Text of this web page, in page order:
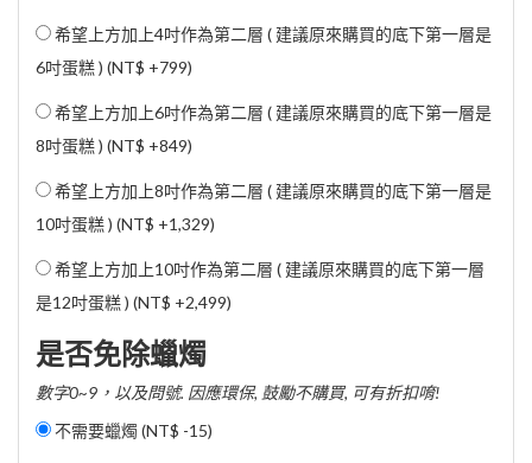
希望上方加上4吋作為第二層 ( 建議原來購買的底下第一層是
6吋蛋糕 ) (NT$ +799)
希望上方加上6吋作為第二層 ( 建議原來購買的底下第一層是
8吋蛋糕 ) (NT$ +849)
希望上方加上8吋作為第二層 ( 建議原來購買的底下第一層是
10吋蛋糕 ) (NT$ +1,329)
希望上方加上10吋作為第二層 ( 建議原來購買的底下第一層
是12吋蛋糕 ) (NT$ +2,499)
是否免除蠟燭
數字0~9，以及問號. 因應環保, 鼓勵不購買, 可有折扣唷!
不需要蠟燭 (NT$ -15)